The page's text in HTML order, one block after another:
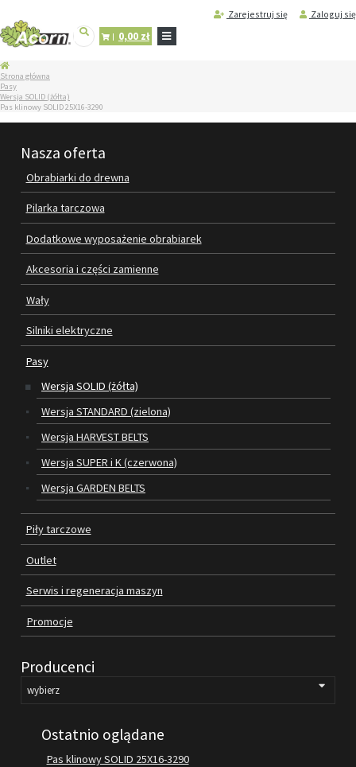
Zarejestruj się Zaloguj się
0,00 zł
STRONA
GŁÓWNA
SERWIS
MASZYN
OBRABIARKI DO DREWNA
DODATKOWE WYPOSAŻENIE
OBRABIAREK
AKCESORIA I CZĘŚCI ZAMIENNE
WAŁY
SILNIKI ELEKTRYCZNE
PIŁY TARCZOWE
OUTLET
SERWIS I REGENERACJA MASZYN
PROMOCJE
REGULAMIN
KATALOGI
OBRABIARKI DO DREWNA
SILNIKI ELEKTRYCZNE
KONTAKT
Strona główna
Pasy
Wersja SOLID (żółta)
Pas klinowy SOLID 25X16-3290
Nasza oferta
Obrabiarki do drewna
Pilarka tarczowa
Dodatkowe wyposażenie obrabiarek
Akcesoria i części zamienne
Wały
Silniki elektryczne
Pasy
Wersja SOLID (żółta)
Wersja STANDARD (zielona)
Wersja HARVEST BELTS
Wersja SUPER i K (czerwona)
Wersja GARDEN BELTS
Piły tarczowe
Outlet
Serwis i regeneracja maszyn
Promocje
Producenci
Ostatnio oglądane
Pas klinowy SOLID 25X16-3290